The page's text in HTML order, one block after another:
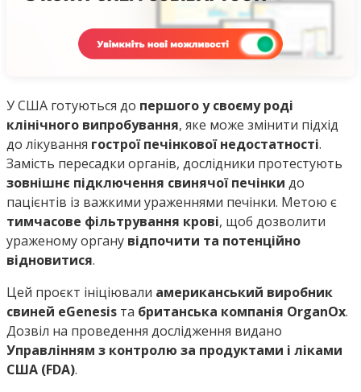
У США готуються до першого у своєму роді
клінічного випробування, яке може змінити підхід
до лікування гострої печінкової недостатності.
Замість пересадки органів, дослідники протестують
зовнішнє підключення свинячої печінки до
пацієнтів із важкими ураженнями печінки. Метою є
тимчасове фільтрування крові, щоб дозволити
ураженому органу відпочити та потенційно
відновитися.
Цей проєкт ініціювали американський виробник
свиней eGenesis та британська компанія OrganOx.
Дозвіл на проведення дослідження видано
Управлінням з контролю за продуктами і ліками
США (FDA).